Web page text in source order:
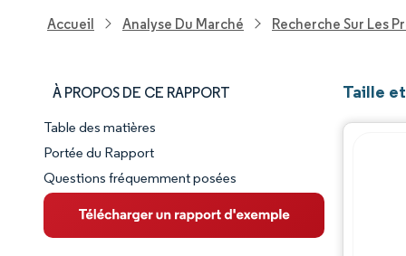
Accueil Analyse Du Marché Recherche Sur Les
À PROPOS DE CE RAPPORT
Aperçu du marché
VUE D’ENSEMBLE DU MARCHÉ
Principales tendances du marché
Table des matières
Portée du Rapport
Questions fréquemment posées
Taille